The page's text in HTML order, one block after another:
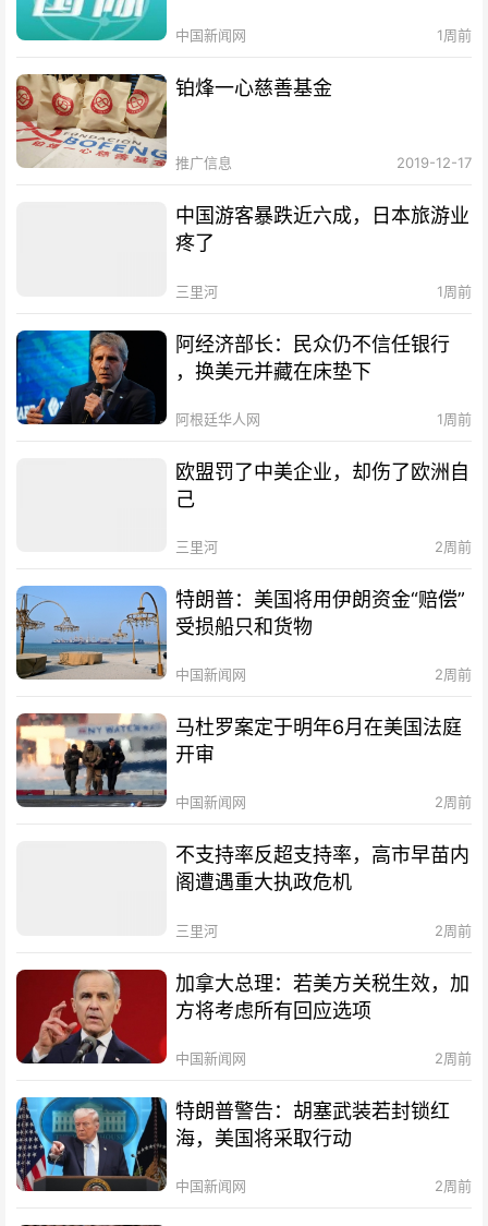
中国新闻网 1周前
铂烽一心慈善基金
推广信息 2019-12-17
中国游客暴跌近六成，日本旅游业
疼了
三里河 1周前
阿经济部长：民众仍不信任银行
，换美元并藏在床垫下
阿根廷华人网 1周前
欧盟罚了中美企业，却伤了欧洲自
己
三里河 2周前
特朗普：美国将用伊朗资金“赔偿”
受损船只和货物
中国新闻网 2周前
马杜罗案定于明年6月在美国法庭
开审
中国新闻网 2周前
不支持率反超支持率，高市早苗内
阁遭遇重大执政危机
三里河 2周前
加拿大总理：若美方关税生效，加
方将考虑所有回应选项
中国新闻网 2周前
特朗普警告：胡塞武装若封锁红
海，美国将采取行动
中国新闻网 2周前